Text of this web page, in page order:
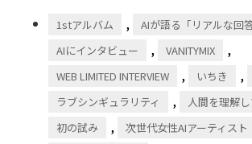
1stアルバム , AIが語る「リアルな回答
AIにインタビュー , VANITYMIX ,
WEB LIMITED INTERVIEW , いちき ,
ラブシンギュラリティ , 人間を理解
初の試み , 次世代女性AIアーティスト